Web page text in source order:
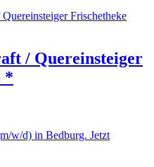
/ Quereinsteiger
*